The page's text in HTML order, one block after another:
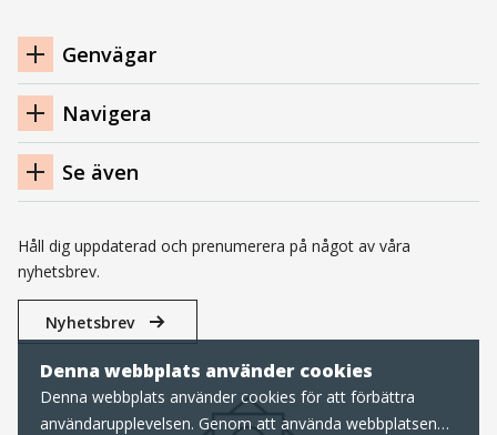
Denna webbplats använder cookies
Denna webbplats använder cookies för att förbättra
användarupplevelsen. Genom att använda webbplatsen
Navigation
sidfot
Genvägar
Navigera
Se även
Håll dig uppdaterad och prenumerera på något av våra
nyhetsbrev.
Nyhetsbrev